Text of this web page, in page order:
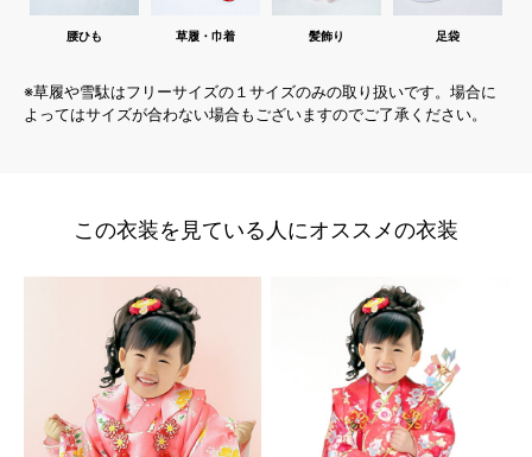
腰ひも 草履・巾着 髪飾り 足袋
※草履や雪駄はフリーサイズの１サイズのみの取り扱いです。場合に
よってはサイズが合わない場合もございますのでご了承ください。
この衣装を見ている人にオススメの衣装